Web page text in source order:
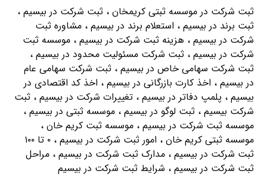
ثبت شرکت در موسسه ثبتی کریمخان ، ثبت شرکت در بیسیم ،
ثبت برند در بیسیم ، استعلام برند در بیسیم ، مشاوره ثبت
شرکت در بیسیم ، هزینه ثبت شرکت در بیسیم ، موسسه ثبت
شرکت در بیسیم ، ثبت شرکت مسئولیت محدود در بیسیم ،
ثبت شرکت سهامی خاص در بیسیم ، ثبت شرکت سهامی عام
در بیسیم ، اخذ کارت بازرگانی در بیسیم ، اخذ کد اقتصادی در
بیسیم ، پلمپ دفاتر در بیسیم ، تغییرات شرکت در بیسیم ، ثبت
شرکت بیسیم ، ثبت لوگو در بیسیم ، موسسه ثبتی در بیسیم ،
موسسه ثبت شرکت در بیسیم ، موسسه ثبت کریم خان ،
موسسه ثبتی کریم خان ، امور ثبت شرکت در بیسیم ، ۰ تا ۱۰۰
ثبت شرکت در بیسیم ، مدارک ثبت شرکت در بیسیم ، مراحل
ثبت شرکت در بیسیم ، شرایط ثبت شرکت در بیسیم